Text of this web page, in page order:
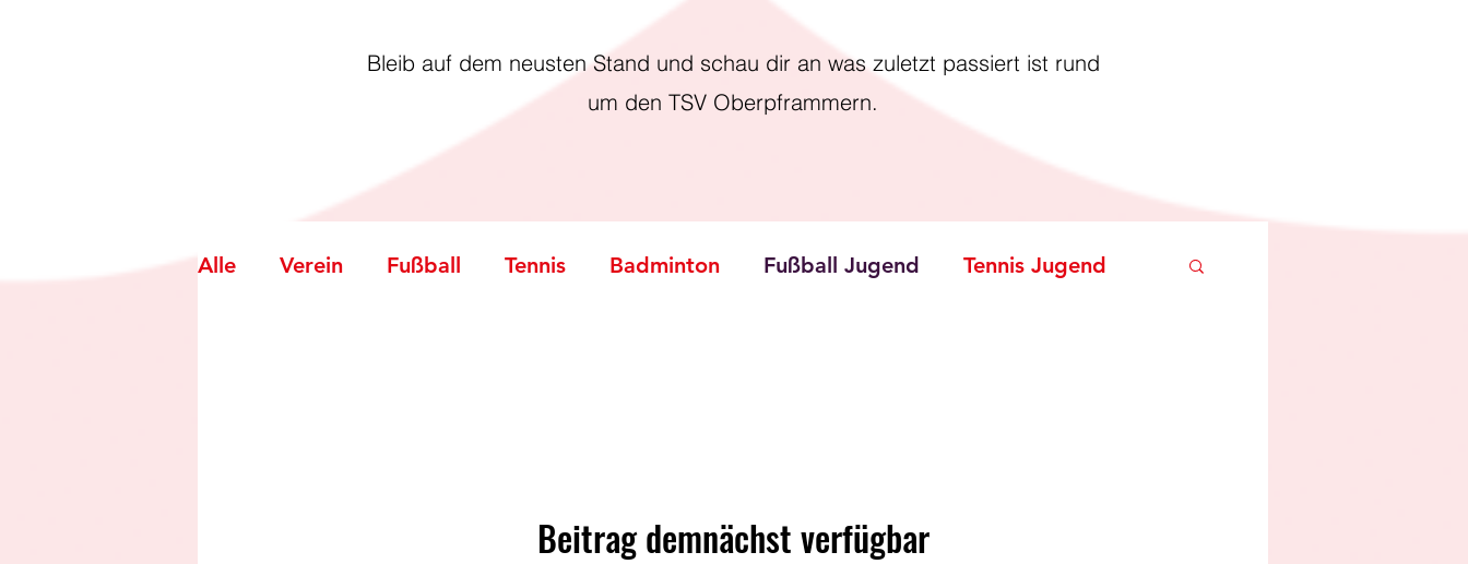
Bleib auf dem neusten Stand und schau dir an was zuletzt passiert ist rund
um den TSV Oberpframmern.
Alle Verein Fußball Tennis Badminton Fußball Jugend Tennis Jugend
Beitrag demnächst verfügbar